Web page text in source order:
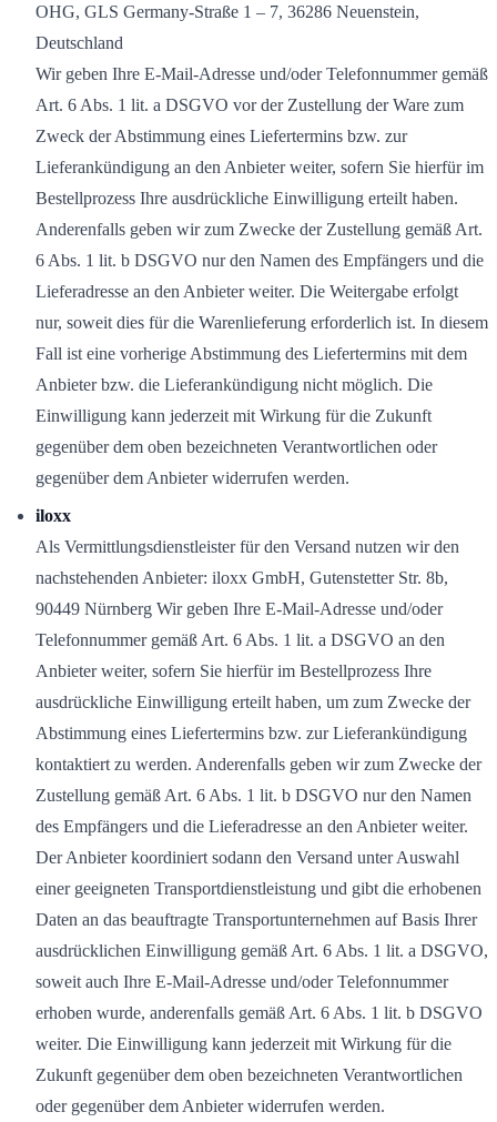
OHG, GLS Germany-Straße 1 – 7, 36286 Neuenstein,
Deutschland
Wir geben Ihre E-Mail-Adresse und/oder Telefonnummer gemäß
Art. 6 Abs. 1 lit. a DSGVO vor der Zustellung der Ware zum
Zweck der Abstimmung eines Liefertermins bzw. zur
Lieferankündigung an den Anbieter weiter, sofern Sie hierfür im
Bestellprozess Ihre ausdrückliche Einwilligung erteilt haben.
Anderenfalls geben wir zum Zwecke der Zustellung gemäß Art.
6 Abs. 1 lit. b DSGVO nur den Namen des Empfängers und die
Lieferadresse an den Anbieter weiter. Die Weitergabe erfolgt
nur, soweit dies für die Warenlieferung erforderlich ist. In diesem
Fall ist eine vorherige Abstimmung des Liefertermins mit dem
Anbieter bzw. die Lieferankündigung nicht möglich. Die
Einwilligung kann jederzeit mit Wirkung für die Zukunft
gegenüber dem oben bezeichneten Verantwortlichen oder
gegenüber dem Anbieter widerrufen werden.
iloxx
Als Vermittlungsdienstleister für den Versand nutzen wir den
nachstehenden Anbieter: iloxx GmbH, Gutenstetter Str. 8b,
90449 Nürnberg Wir geben Ihre E-Mail-Adresse und/oder
Telefonnummer gemäß Art. 6 Abs. 1 lit. a DSGVO an den
Anbieter weiter, sofern Sie hierfür im Bestellprozess Ihre
ausdrückliche Einwilligung erteilt haben, um zum Zwecke der
Abstimmung eines Liefertermins bzw. zur Lieferankündigung
kontaktiert zu werden. Anderenfalls geben wir zum Zwecke der
Zustellung gemäß Art. 6 Abs. 1 lit. b DSGVO nur den Namen
des Empfängers und die Lieferadresse an den Anbieter weiter.
Der Anbieter koordiniert sodann den Versand unter Auswahl
einer geeigneten Transportdienstleistung und gibt die erhobenen
Daten an das beauftragte Transportunternehmen auf Basis Ihrer
ausdrücklichen Einwilligung gemäß Art. 6 Abs. 1 lit. a DSGVO,
soweit auch Ihre E-Mail-Adresse und/oder Telefonnummer
erhoben wurde, anderenfalls gemäß Art. 6 Abs. 1 lit. b DSGVO
weiter. Die Einwilligung kann jederzeit mit Wirkung für die
Zukunft gegenüber dem oben bezeichneten Verantwortlichen
oder gegenüber dem Anbieter widerrufen werden.